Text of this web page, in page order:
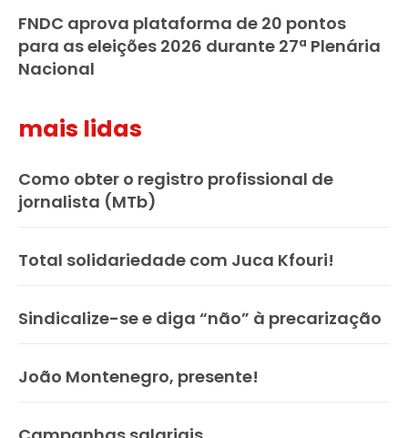
FNDC aprova plataforma de 20 pontos
para as eleições 2026 durante 27ª Plenária
Nacional
mais lidas
Como obter o registro profissional de
jornalista (MTb)
Total solidariedade com Juca Kfouri!
Sindicalize-se e diga “não” à precarização
João Montenegro, presente!